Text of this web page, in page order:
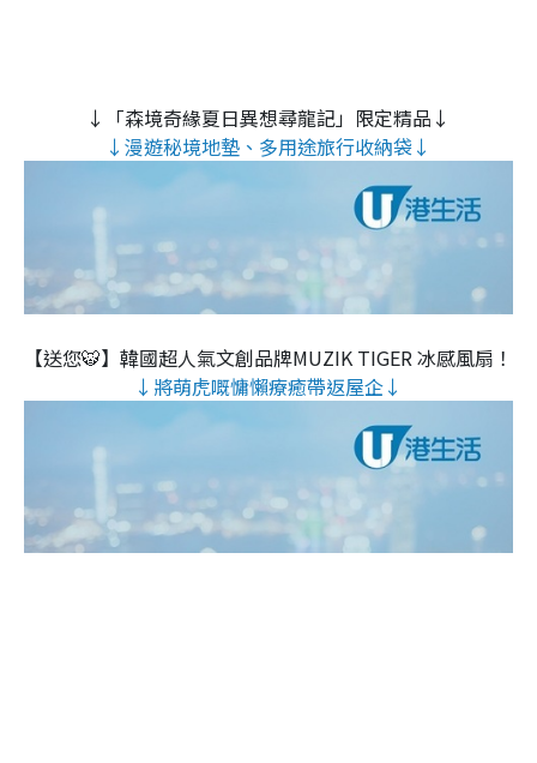
↓「森境奇緣夏日異想尋龍記」限定精品↓
↓漫遊秘境地墊、多用途旅行收納袋↓
【送您🐯】韓國超人氣文創品牌MUZIK TIGER 冰感風扇！
↓將萌虎嘅慵懶療癒帶返屋企↓